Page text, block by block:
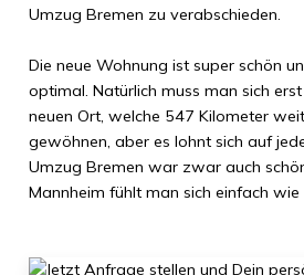
Umzug Bremen zu verabschieden.
Die neue Wohnung ist super schön
optimal. Natürlich muss man sich
neuen Ort, welche 547 Kilometerweit
gewöhnen, aber es lohnt sich auf
Umzug Bremen war zwar auch
Mannheim fühlt man sich einfach wie